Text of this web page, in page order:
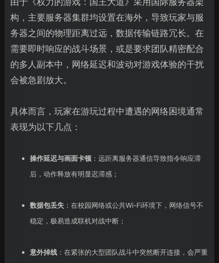
构，主要服务器集群均设置在海外，导致玩家与服
务器之间的物理距离过远，数据传输链路冗长。在
需要即时响应的战斗场景，或是要求团队精密配合
的多人副本中，网络延迟和波动对游戏体验的干扰
会被急剧放大。
具体而言，玩家在游玩过程中遭遇的网络困境通常
表现为以下几点：
操作延迟与画面卡顿：远距离服务器通信导致指令响应滞
后，动作释放有明显迟滞感；
数据包丢失：在校园网络或公共Wi-Fi环境下，网络信号不
稳定，极易造成联机对战中断；
意外掉线：在紧张的大型团队战斗中突然断开连接，会严重